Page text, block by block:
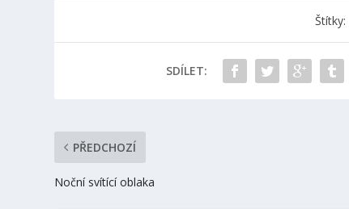
Štítky:
SDÍLET:
PŘEDCHOZÍ
Noční svítící oblaka